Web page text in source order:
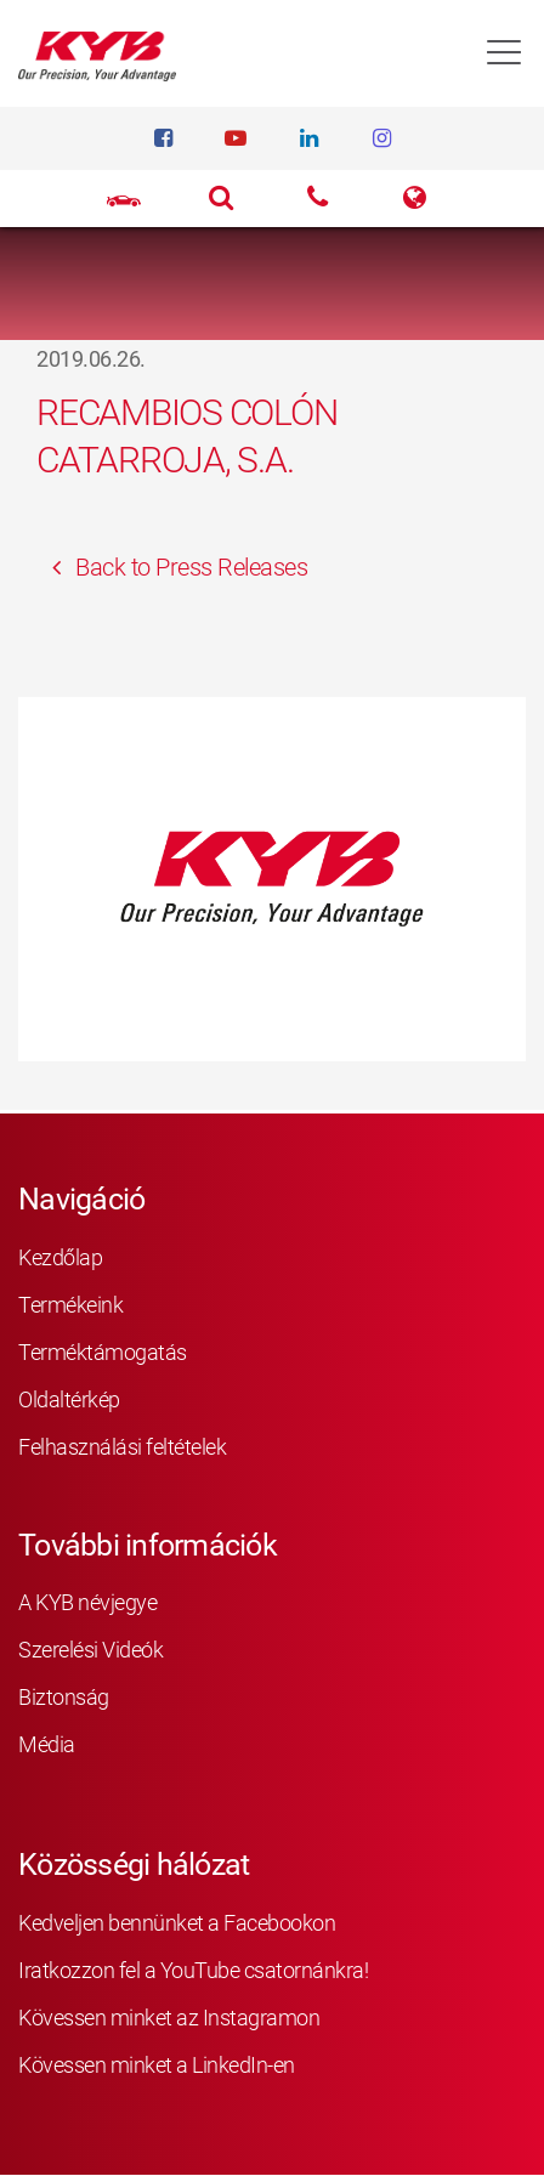
2019.06.26.
RECAMBIOS COLÓN
CATARROJA, S.A.
Back to Press Releases
Navigáció
Kezdőlap
Termékeink
Terméktámogatás
Oldaltérkép
Felhasználási feltételek
További információk
A KYB névjegye
Szerelési Videók
Biztonság
Média
Közösségi hálózat
Kedveljen bennünket a Facebookon
Iratkozzon fel a YouTube csatornánkra!
Kövessen minket az Instagramon
Kövessen minket a LinkedIn-en